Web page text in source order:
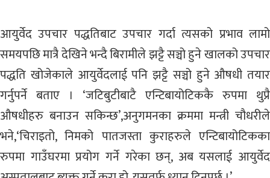
आयुर्वेद उपचार पद्धतिबाट उपचार गर्दा त्यसको प्रभाव लामो
समयपछि मात्रै देखिने भन्दै बिरामीले झट्टै सञ्चो हुने खालको उपचार
पद्धति खोजेकाले आयुर्वेदलाई पनि झट्टै सञ्चो हुने औषधी तयार
गर्नुपर्ने बताए । ‘जटिबुटीबाटै एन्टिबायोटिककै रुपमा थुप्रै
औषधीहरु बनाउन सकिन्छ’,अनुगमनका क्रममा मन्त्री चौधरीले
भने,‘चिराइतो, निमको पातजस्ता कुराहरुले एन्टिबायोटिकका
रुपमा गाउँघरमा प्रयोग गर्ने गरेका छन्, अब यसलाई आयुर्वेद